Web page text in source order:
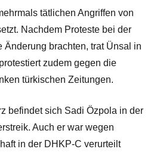
tätlichen Angriffen von
Nachdem Proteste bei der
brachten, trat Ünsal in
zudem gegen die
türkischen Zeitungen.
befindet sich Sadi Özpo­la in der
Auch er war wegen
in der DHKP-C verurteilt